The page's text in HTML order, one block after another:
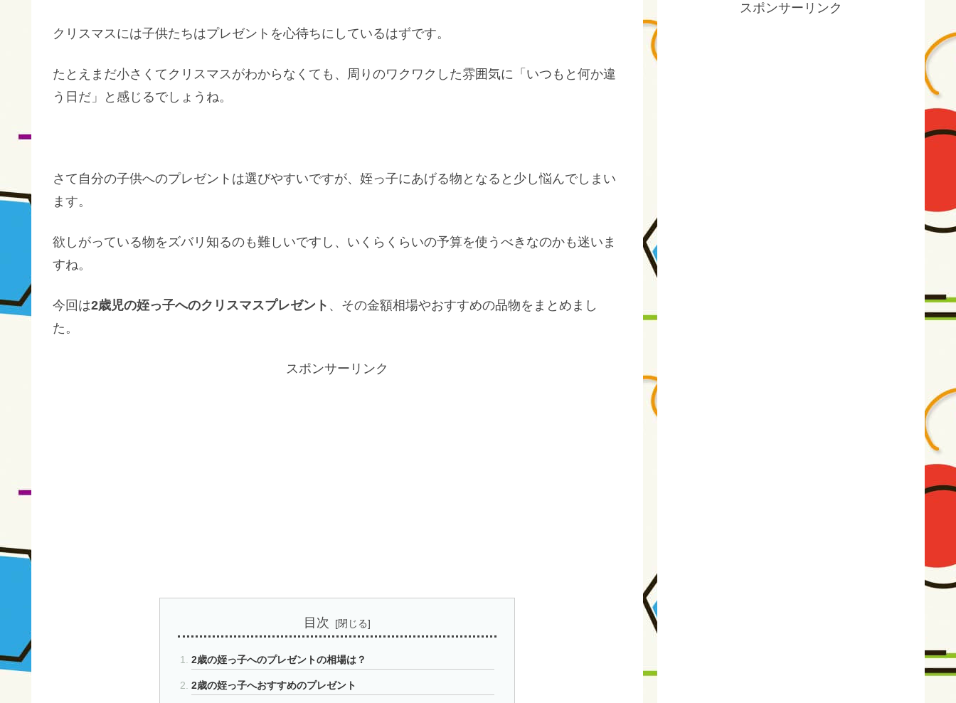
クリスマスには子供たちはプレゼントを心待ちにしているはずです。
たとえまだ小さくてクリスマスがわからなくても、周りのワクワクした雰囲気に「いつもと何か違
う日だ」と感じるでしょうね。
さて自分の子供へのプレゼントは選びやすいですが、姪っ子にあげる物となると少し悩んでしまい
ます。
欲しがっている物をズバリ知るのも難しいですし、いくらくらいの予算を使うべきなのかも迷いま
すね。
今回は2歳児の姪っ子へのクリスマスプレゼント 、その金額相場やおすすめの品物をまとめまし
た。
スポンサーリンク
目次
2歳の姪っ子へのプレゼントの相場は？
2歳の姪っ子へおすすめのプレゼント
スポンサーリンク